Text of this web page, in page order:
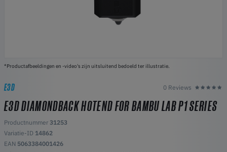
*Productafbeeldingen en -video's zijn uitsluitend bedoeld ter illustratie.
E3D 0 Reviews
E3D DIAMONDBACK HOTEND FOR BAMBU LAB P1 SERIES
Productnummer 31253
Variatie-ID 14862
EAN 5063384001426